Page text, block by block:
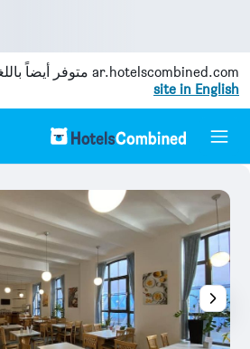
ar.hotelscombined.com متوفر أيضاً
site in English